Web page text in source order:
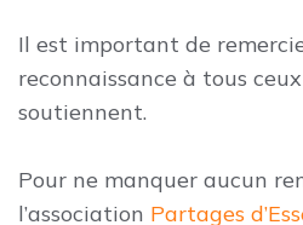
Il est important de
reconnaissance à tous
soutiennent.
Pour ne manquer aucun
l’association Partages